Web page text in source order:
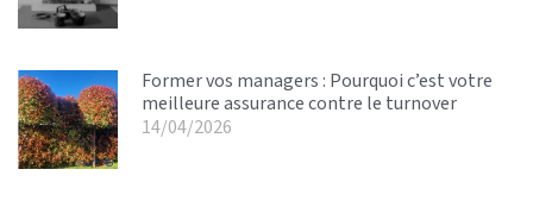
Former vos managers : Pourquoi c’est votre
meilleure assurance contre le turnover
14/04/2026